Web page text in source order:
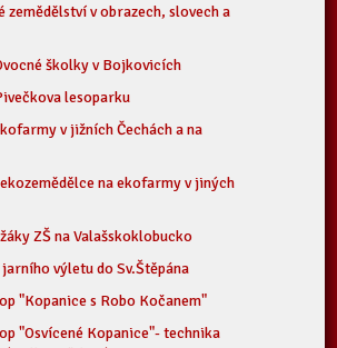
zemědělství v obrazech, slovech a
školky v Bojkovicích
lesoparku
v jižních Čechách a na
na ekofarmy v jiných
ZŠ na Valašskoklobucko
výletu do Sv.Štěpána
"Kopanice s Robo Kočanem"
"Osvícené Kopanice"- technika